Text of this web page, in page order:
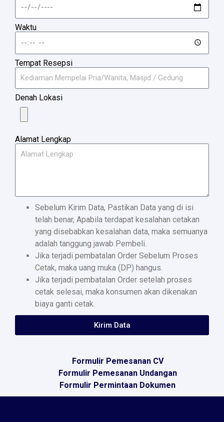
Waktu
Tempat Resepsi
Denah Lokasi
Alamat Lengkap
Sebelum Kirim Data, Pastikan Data yang di isi
telah benar, Apabila terdapat kesalahan cetakan
yang disebabkan kesalahan data, maka semuanya
adalah tanggung jawab Pembeli.
Jika terjadi pembatalan Order Sebelum Proses
Cetak, maka uang muka (DP) hangus.
Jika terjadi pembatalan Order setelah proses
cetak selesai, maka konsumen akan dikenakan
biaya ganti cetak.
Kirim Data
Formulir Pemesanan CV
Formulir Pemesanan Undangan
Formulir Permintaan Dokumen